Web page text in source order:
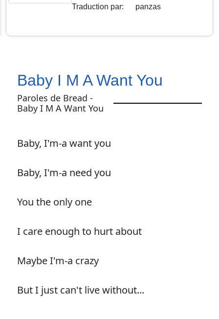
Traduction par: panzas
Baby I M A Want You
Paroles de Bread -
Baby I M A Want You
Baby, I'm-a want you
Baby, I'm-a need you
You the only one
I care enough to hurt about
Maybe I'm-a crazy
But I just can't live without...